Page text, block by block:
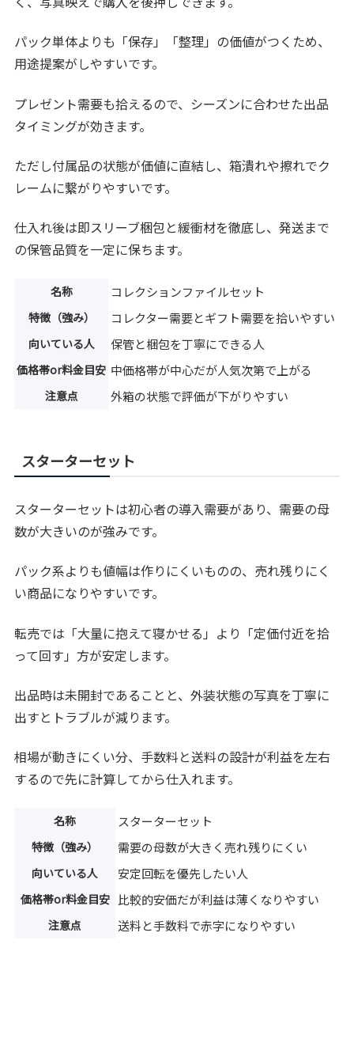
パック単体よりも「保存」「整理」の価値がつくため、
用途提案がしやすいです。
プレゼント需要も拾えるので、シーズンに合わせた出品
タイミングが効きます。
ただし付属品の状態が価値に直結し、箱潰れや擦れでク
レームに繋がりやすいです。
仕入れ後は即スリーブ梱包と緩衝材を徹底し、発送まで
の保管品質を一定に保ちます。
名称 コレクションファイルセット
特徴（強み） コレクター需要とギフト需要を拾いやすい
向いている人 保管と梱包を丁寧にできる人
価格帯or料金目安 中価格帯が中心だが人気次第で上がる
注意点 外箱の状態で評価が下がりやすい
スターターセット
スターターセットは初心者の導入需要があり、需要の母
数が大きいのが強みです。
パック系よりも値幅は作りにくいものの、売れ残りにく
い商品になりやすいです。
転売では「大量に抱えて寝かせる」より「定価付近を拾
って回す」方が安定します。
出品時は未開封であることと、外装状態の写真を丁寧に
出すとトラブルが減ります。
相場が動きにくい分、手数料と送料の設計が利益を左右
するので先に計算してから仕入れます。
名称 スターターセット
特徴（強み） 需要の母数が大きく売れ残りにくい
向いている人 安定回転を優先したい人
価格帯or料金目安 比較的安価だが利益は薄くなりやすい
注意点 送料と手数料で赤字になりやすい